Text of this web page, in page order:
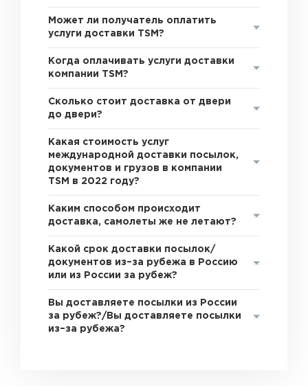
Может ли получатель оплатить
услуги доставки TSM?
Когда оплачивать услуги доставки
компании TSM?
Сколько стоит доставка от двери
до двери?
Какая стоимость услуг
международной доставки посылок,
документов и грузов в компании
TSM в 2022 году?
Каким способом происходит
доставка, самолеты же не летают?
Какой срок доставки посылок/
документов из–за рубежа в Россию
или из России за рубеж?
Вы доставляете посылки из России
за рубеж?/Вы доставляете посылки
из–за рубежа?